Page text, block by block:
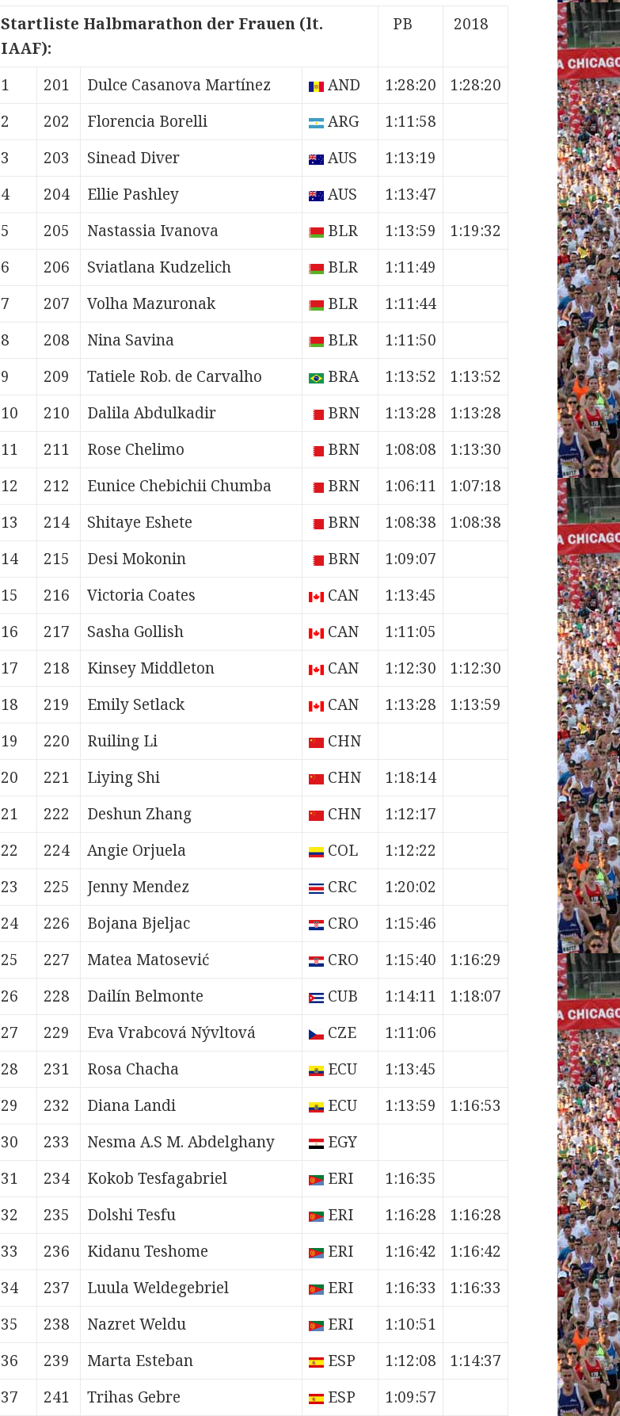
Startliste Halbmarathon der Frauen (lt.
IAAF):
PB 2018
1 201 Dulce Casanova Martínez AND 1:28:20
1:28:20
2
202 Florencia Borelli ARG
1:11:58
3
203 Sinead Diver AUS
1:13:19
4
204 Ellie Pashley AUS
1:13:47
5
205 Nastassia Ivanova BLR 1:13:59
1:19:32
6
206 Sviatlana Kudzelich BLR
1:11:49
7
207 Volha Mazuronak BLR
1:11:44
8
208 Nina Savina BLR
1:11:50
9
209 Tatiele Rob. de Carvalho BRA 1:13:52
1:13:52
10
210 Dalila Abdulkadir BRN 1:13:28
1:13:28
11
211 Rose Chelimo BRN 1:08:08
1:13:30
12
212 Eunice Chebichii Chumba BRN 1:06:11
1:07:18
13
214 Shitaye Eshete BRN 1:08:38
1:08:38
14
215 Desi Mokonin BRN
1:09:07
15
216 Victoria Coates CAN
1:13:45
16
217 Sasha Gollish CAN
1:11:05
17
218 Kinsey Middleton CAN 1:12:30
1:12:30
18
219 Emily Setlack CAN 1:13:28
1:13:59
19
220 Ruiling Li
CHN
20
221 Liying Shi CHN
1:18:14
21
222 Deshun Zhang CHN
1:12:17
22
224 Angie Orjuela COL
1:12:22
23
225 Jenny Mendez CRC
1:20:02
24
226 Bojana Bjeljac CRO
1:15:46
25
227 Matea Matosević CRO 1:15:40
1:16:29
26
228 Dailín Belmonte CUB 1:14:11
1:18:07
27
229 Eva Vrabcová Nývltová CZE
1:11:06
28
231 Rosa Chacha ECU
1:13:45
29
232 Diana Landi ECU 1:13:59
1:16:53
30
233 Nesma A.S M. Abdelghany
EGY
31
234 Kokob Tesfagabriel ERI
1:16:35
32
235 DolshiTesfu ERI 1:16:28
1:16:28
33
236 KidanuTeshome ERI 1:16:42
1:16:42
34
237 Luula Weldegebriel ERI 1:16:33
1:16:33
35
238 NazretWeldu ERI
1:10:51
36
239 Marta Esteban ESP 1:12:08
1:14:37
37
241 Trihas Gebre ESP 1:09:57